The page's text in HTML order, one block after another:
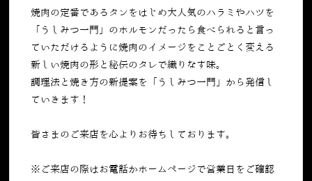
焼肉の定番であるタンをはじめ大人気のハラミやハツを
「うしみつ一門」のホルモンだったら食べられると言っ
ていただけるように焼肉のイメージをことごとく変える
新しい焼肉の形と秘伝のタレで織りなす味。
調理法と焼き方の新提案を「うしみつ一門」から発信し
ていきます！
皆さまのご来店を心よりお待ちしております。
※ご来店の際はお電話かホームページで営業日をご確認